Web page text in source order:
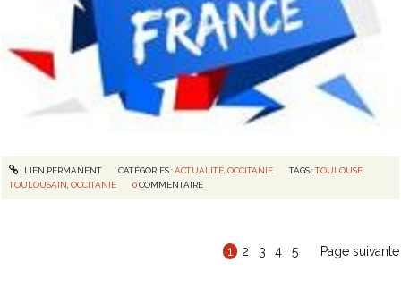
LIEN PERMANENT CATÉGORIES :ACTUALITÉ, OCCITANIE TAGS :TOULOUSE
TOULOUSAIN ,OCCITANIE 0 COMMENTAIRE
1 2 3 4 5 Page suivante